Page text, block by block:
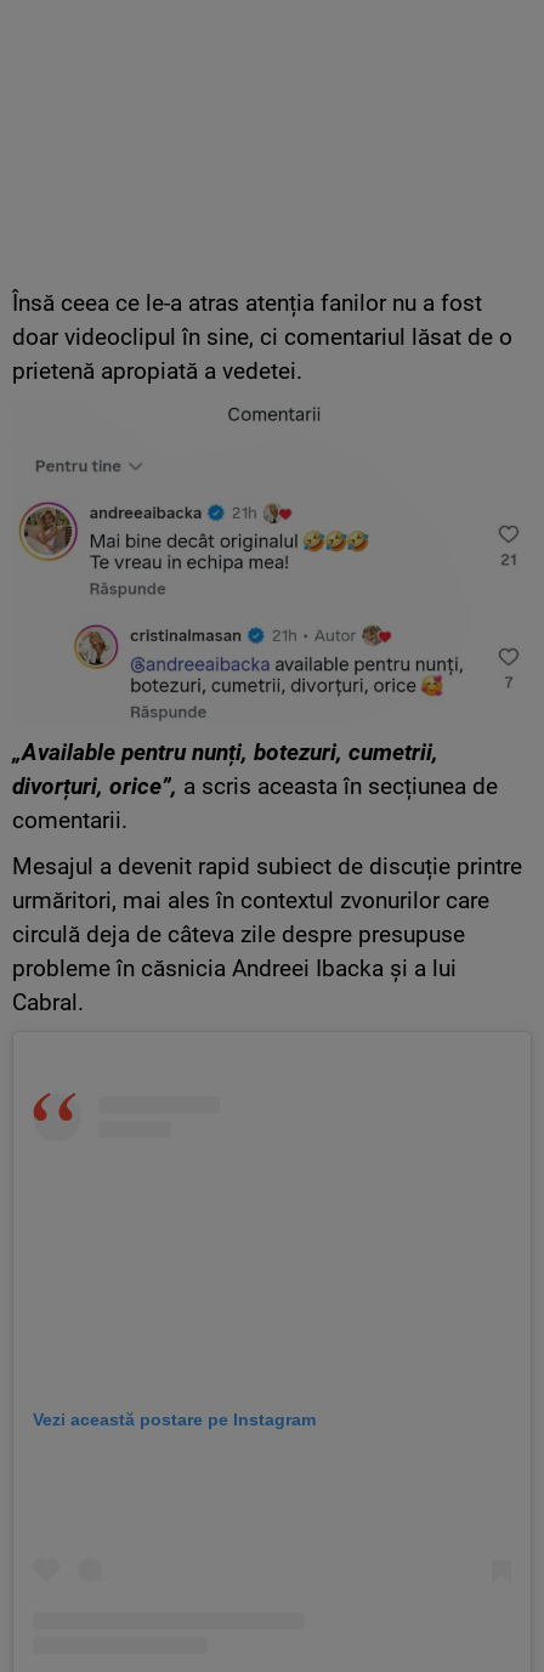
Însă ceea ce le-a atras atenția fanilor nu a fost
doar videoclipul în sine, ci comentariul lăsat de o
prietenă apropiată a vedetei.
„Available pentru nunți, botezuri, cumetrii,
divorțuri, orice”, a scris aceasta în secțiunea de
comentarii.
Mesajul a devenit rapid subiect de discuție printre
urmăritori, mai ales în contextul zvonurilor care
circulă deja de câteva zile despre presupuse
probleme în căsnicia Andreei Ibacka și a lui
Cabral.
Vezi această postare pe Instagram